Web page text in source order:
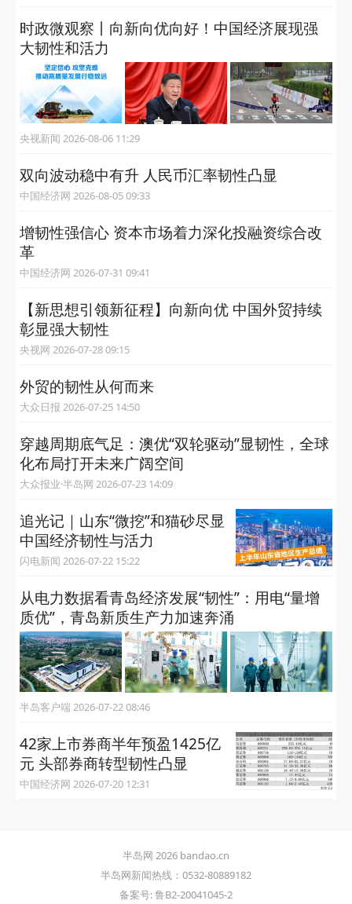
时政微观察丨向新向优向好！中国经济展现强
大韧性和活力
央视新闻 2026-08-06 11:29
双向波动稳中有升 人民币汇率韧性凸显
中国经济网 2026-08-05 09:33
增韧性强信心 资本市场着力深化投融资综合改
革
中国经济网 2026-07-31 09:41
【新思想引领新征程】向新向优 中国外贸持续
彰显强大韧性
央视网 2026-07-28 09:15
外贸的韧性从何而来
大众日报 2026-07-25 14:50
穿越周期底气足：澳优“双轮驱动”显韧性，全球
化布局打开未来广阔空间
大众报业·半岛网 2026-07-23 14:09
追光记｜山东“微挖”和猫砂尽显
中国经济韧性与活力
闪电新闻 2026-07-22 15:22
从电力数据看青岛经济发展“韧性”：用电“量增
质优”，青岛新质生产力加速奔涌
半岛客户端 2026-07-22 08:46
42家上市券商半年预盈1425亿
元 头部券商转型韧性凸显
中国经济网 2026-07-20 12:31
半岛网 2026 bandao.cn
半岛网新闻热线：0532-80889182
备案号: 鲁B2-20041045-2